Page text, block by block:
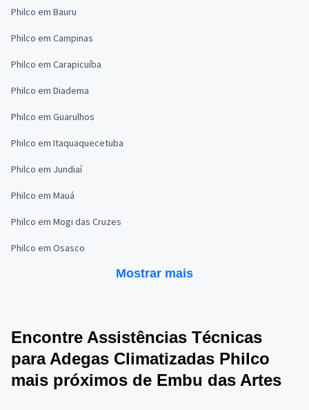
Philco em Bauru
Philco em Campinas
Philco em Carapicuíba
Philco em Diadema
Philco em Guarulhos
Philco em Itaquaquecetuba
Philco em Jundiaí
Philco em Mauá
Philco em Mogi das Cruzes
Philco em Osasco
Mostrar mais
Encontre Assistências Técnicas
para Adegas Climatizadas Philco
mais próximos de Embu das Artes